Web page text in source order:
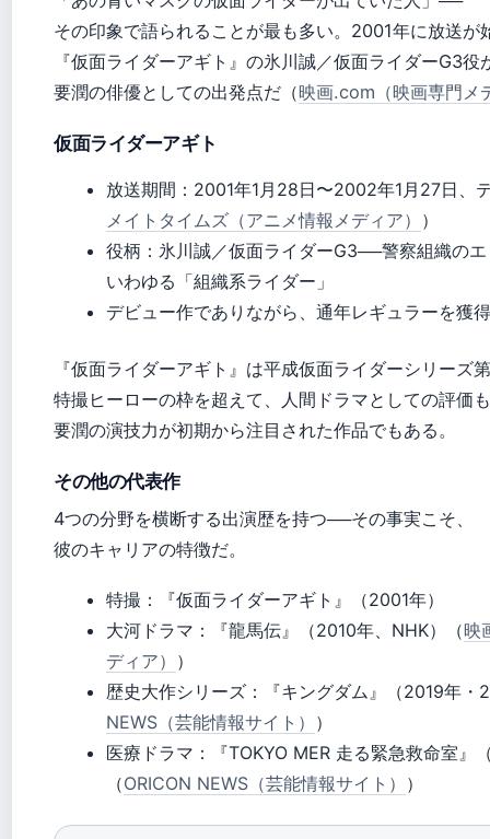
その印象で語られることが最も多い。2001年に放送が
『仮面ライダーアギト』の氷川誠／仮面ライダーG3役
要潤の俳優としての出発点だ（映画.com（映画専門メ
仮面ライダーアギト
放送期間：2001年1月28日〜2002年1月27日、
メイトタイムズ（アニメ情報メディア） ）
役柄：氷川誠／仮面ライダーG3──警察組織の
いわゆる「組織系ライダー」
デビュー作でありながら、通年レギュラーを獲
『仮面ライダーアギト』は平成仮面ライダーシリーズ
特撮ヒーローの枠を超えて、人間ドラマとしての評価
要潤の演技力が初期から注目された作品でもある。
その他の代表作
4つの分野を横断する出演歴を持つ──その事実こそ、
彼のキャリアの特徴だ。
特撮：『仮面ライダーアギト』（2001年）
大河ドラマ：『龍馬伝』（2010年、NHK）（映
ディア） ）
歴史大作シリーズ：『キングダム』（2019年・
NEWS（芸能情報サイト） ）
医療ドラマ：『TOKYO MER 走る緊急救命室』
（ORICON NEWS（芸能情報サイト） ）